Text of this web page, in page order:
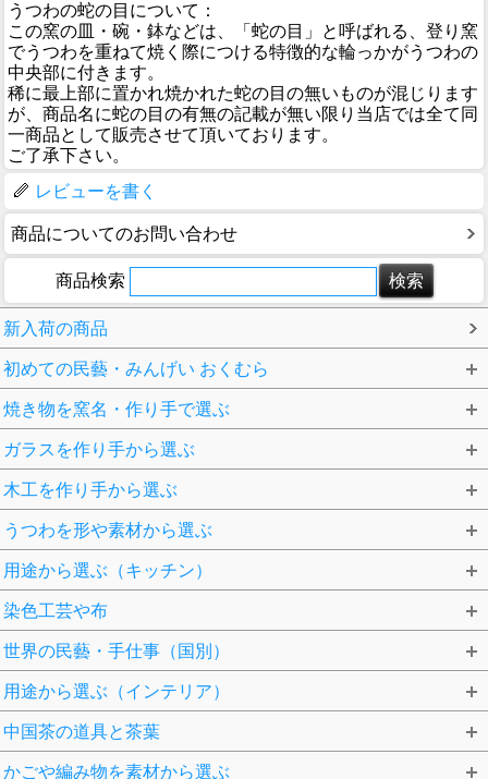
うつわの蛇の目について：
この窯の皿・碗・鉢などは、「蛇の目」と呼ばれる、登り窯
でうつわを重ねて焼く際につける特徴的な輪っかがうつわの
中央部に付きます。
稀に最上部に置かれ焼かれた蛇の目の無いものが混じります
が、商品名に蛇の目の有無の記載が無い限り当店では全て同
一商品として販売させて頂いております。
ご了承下さい。
レビューを書く
商品についてのお問い合わせ
商品検索
新入荷の商品
初めての民藝・みんげい おくむら
焼き物を窯名・作り手で選ぶ
ガラスを作り手から選ぶ
木工を作り手から選ぶ
うつわを形や素材から選ぶ
用途から選ぶ（キッチン）
染色工芸や布
世界の民藝・手仕事（国別）
用途から選ぶ（インテリア）
中国茶の道具と茶葉
かごや編み物を素材から選ぶ